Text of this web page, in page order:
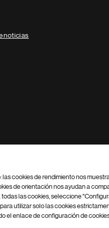
noticias
Configuración de cookies
cookies de rendimiento nos
de orientación nos ayudan a
las cookies, seleccione
utilizar solo las cookies
el enlace de configuración de